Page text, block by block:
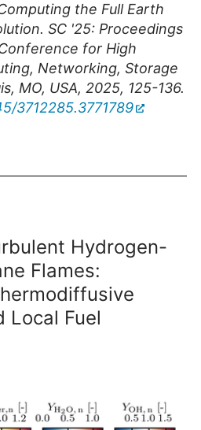
the Full Earth
SC '25: Proceedings
for High
Networking, Storage
MO, USA, 2025, 125-136.
3712285.3771789
Hydrogen-
Flames:
Local Fuel